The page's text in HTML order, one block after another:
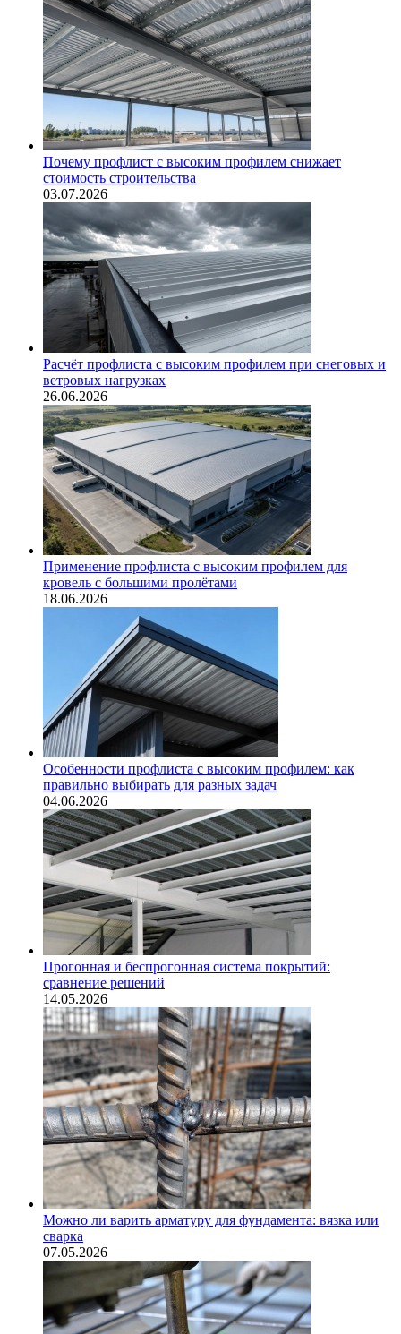
Почему профлист с высоким профилем снижает
стоимость строительства
03.07.2026
Расчёт профлиста с высоким профилем при снеговых и
ветровых нагрузках
26.06.2026
Применение профлиста с высоким профилем для
кровель с большими пролётами
18.06.2026
Особенности профлиста с высоким профилем: как
правильно выбирать для разных задач
04.06.2026
Прогонная и беспрогонная система покрытий:
сравнение решений
14.05.2026
Можно ли варить арматуру для фундамента: вязка или
сварка
07.05.2026